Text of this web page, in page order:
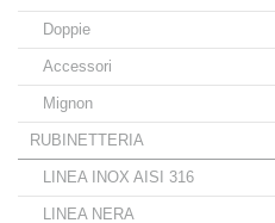
Doppie
Accessori
Mignon
RUBINETTERIA
LINEA INOX AISI 316
LINEA NERA